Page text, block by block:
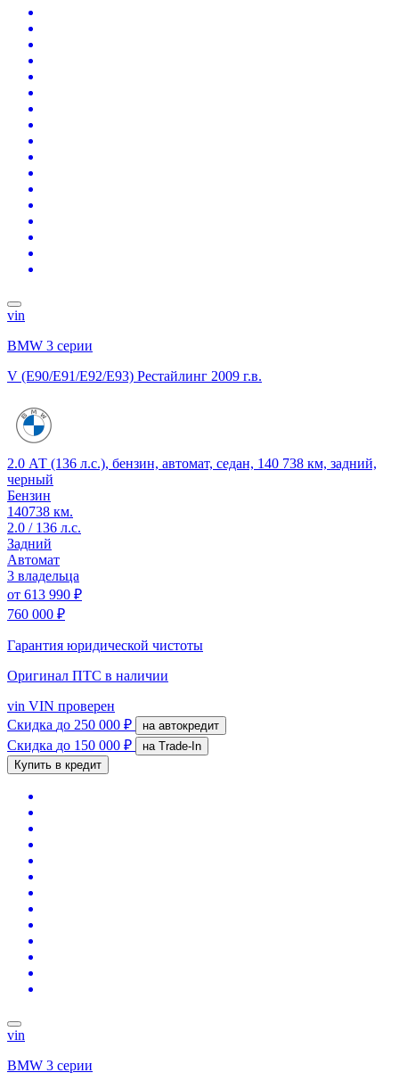
vin
BMW 3 серии
V (E90/E91/E92/E93) Рестайлинг 2009 г.в.
2.0 АТ (136 л.с.), бензин, автомат, седан, 140 738 км, задний,
черный
Бензин
140738 км.
2.0 / 136 л.с.
Задний
Автомат
3 владельца
от 613 990 ₽
760 000 ₽
Гарантия юридической чистоты
Оригинал ПТС в наличии
vin VIN проверен
Скидка до 250 000 ₽ на автокредит
Скидка до 150 000 ₽
на Trade-In
Купить в кредит
vin
BMW 3 серии